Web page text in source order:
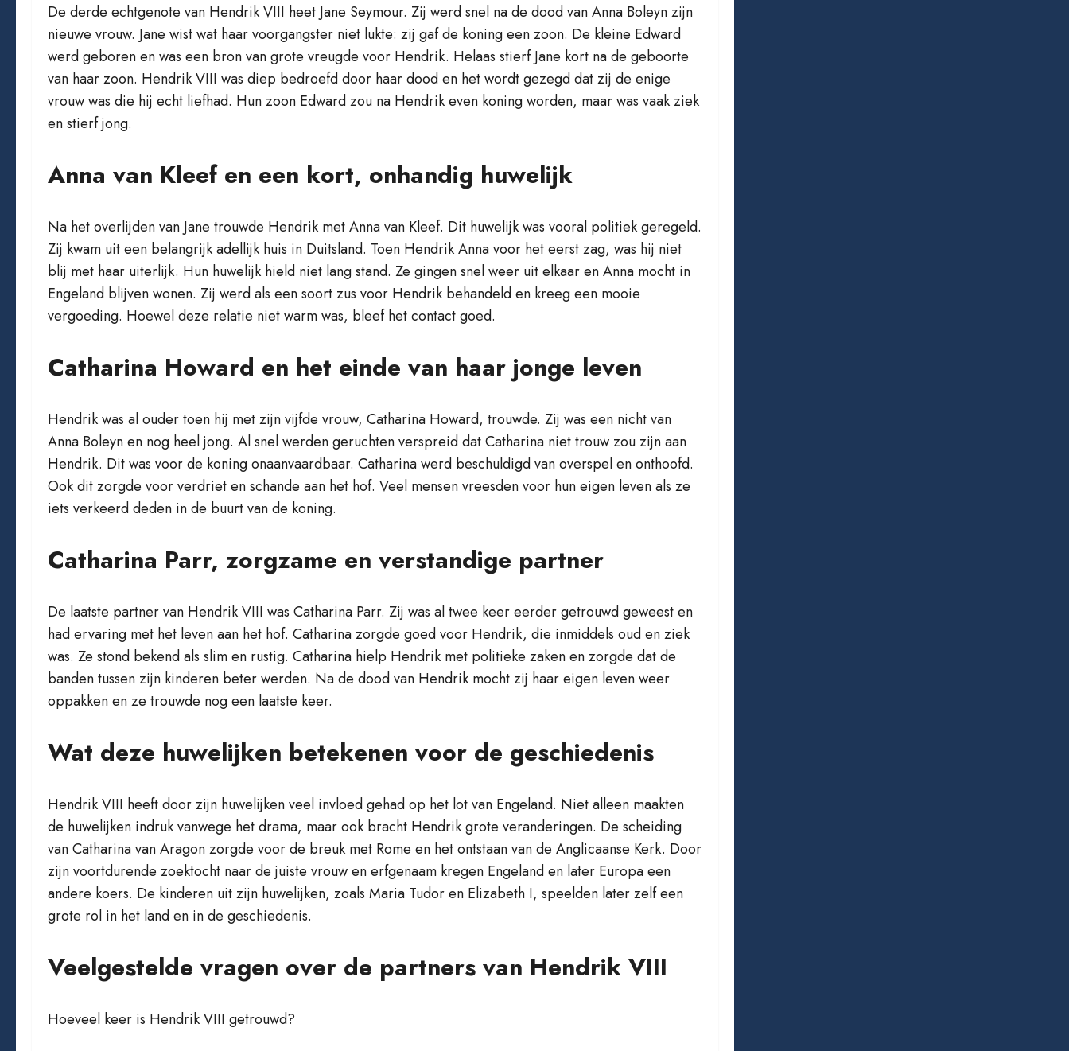
De derde echtgenote van Hendrik VIII heet Jane Seymour. Zij werd snel na de dood van Anna Boleyn zijn
nieuwe vrouw. Jane wist wat haar voorgangster niet lukte: zij gaf de koning een zoon. De kleine Edward
werd geboren en was een bron van grote vreugde voor Hendrik. Helaas stierf Jane kort na de geboorte
van haar zoon. Hendrik VIII was diep bedroefd door haar dood en het wordt gezegd dat zij de enige
vrouw was die hij echt liefhad. Hun zoon Edward zou na Hendrik even koning worden, maar was vaak ziek
en stierf jong.
Anna van Kleef en een kort, onhandig huwelijk
Na het overlijden van Jane trouwde Hendrik met Anna van Kleef. Dit huwelijk was vooral politiek geregeld.
Zij kwam uit een belangrijk adellijk huis in Duitsland. Toen Hendrik Anna voor het eerst zag, was hij niet
blij met haar uiterlijk. Hun huwelijk hield niet lang stand. Ze gingen snel weer uit elkaar en Anna mocht in
Engeland blijven wonen. Zij werd als een soort zus voor Hendrik behandeld en kreeg een mooie
vergoeding. Hoewel deze relatie niet warm was, bleef het contact goed.
Catharina Howard en het einde van haar jonge leven
Hendrik was al ouder toen hij met zijn vijfde vrouw, Catharina Howard, trouwde. Zij was een nicht van
Anna Boleyn en nog heel jong. Al snel werden geruchten verspreid dat Catharina niet trouw zou zijn aan
Hendrik. Dit was voor de koning onaanvaardbaar. Catharina werd beschuldigd van overspel en onthoofd.
Ook dit zorgde voor verdriet en schande aan het hof. Veel mensen vreesden voor hun eigen leven als ze
iets verkeerd deden in de buurt van de koning.
Catharina Parr, zorgzame en verstandige partner
De laatste partner van Hendrik VIII was Catharina Parr. Zij was al twee keer eerder getrouwd geweest en
had ervaring met het leven aan het hof. Catharina zorgde goed voor Hendrik, die inmiddels oud en ziek
was. Ze stond bekend als slim en rustig. Catharina hielp Hendrik met politieke zaken en zorgde dat de
banden tussen zijn kinderen beter werden. Na de dood van Hendrik mocht zij haar eigen leven weer
oppakken en ze trouwde nog een laatste keer.
Wat deze huwelijken betekenen voor de geschiedenis
Hendrik VIII heeft door zijn huwelijken veel invloed gehad op het lot van Engeland. Niet alleen maakten
de huwelijken indruk vanwege het drama, maar ook bracht Hendrik grote veranderingen. De scheiding
van Catharina van Aragon zorgde voor de breuk met Rome en het ontstaan van de Anglicaanse Kerk. Door
zijn voortdurende zoektocht naar de juiste vrouw en erfgenaam kregen Engeland en later Europa een
andere koers. De kinderen uit zijn huwelijken, zoals Maria Tudor en Elizabeth I, speelden later zelf een
grote rol in het land en in de geschiedenis.
Veelgestelde vragen over de partners van Hendrik VIII
Hoeveel keer is Hendrik VIII getrouwd?